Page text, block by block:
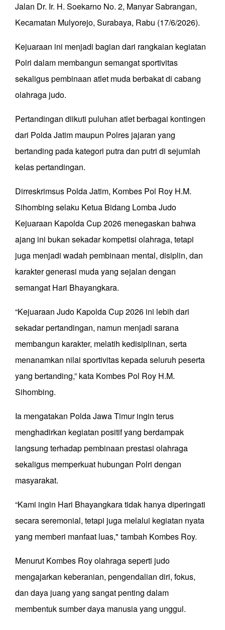
Jalan Dr. Ir. H. Soekarno No. 2, Manyar Sabrangan,
Kecamatan Mulyorejo, Surabaya, Rabu (17/6/2026).
Kejuaraan ini menjadi bagian dari rangkaian kegiatan
Polri dalam membangun semangat sportivitas
sekaligus pembinaan atlet muda berbakat di cabang
olahraga judo.
Pertandingan diikuti puluhan atlet berbagai kontingen
dari Polda Jatim maupun Polres jajaran yang
bertanding pada kategori putra dan putri di sejumlah
kelas pertandingan.
Dirreskrimsus Polda Jatim, Kombes Pol Roy H.M.
Sihombing selaku Ketua Bidang Lomba Judo
Kejuaraan Kapolda Cup 2026 menegaskan bahwa
ajang ini bukan sekadar kompetisi olahraga, tetapi
juga menjadi wadah pembinaan mental, disiplin, dan
karakter generasi muda yang sejalan dengan
semangat Hari Bhayangkara.
“Kejuaraan Judo Kapolda Cup 2026 ini lebih dari
sekadar pertandingan, namun menjadi sarana
membangun karakter, melatih kedisiplinan, serta
menanamkan nilai sportivitas kepada seluruh peserta
yang bertanding,” kata Kombes Pol Roy H.M.
Sihombing.
Ia mengatakan Polda Jawa Timur ingin terus
menghadirkan kegiatan positif yang berdampak
langsung terhadap pembinaan prestasi olahraga
sekaligus memperkuat hubungan Polri dengan
masyarakat.
“Kami ingin Hari Bhayangkara tidak hanya diperingati
secara seremonial, tetapi juga melalui kegiatan nyata
yang memberi manfaat luas," tambah Kombes Roy.
Menurut Kombes Roy olahraga seperti judo
mengajarkan keberanian, pengendalian diri, fokus,
dan daya juang yang sangat penting dalam
membentuk sumber daya manusia yang unggul.